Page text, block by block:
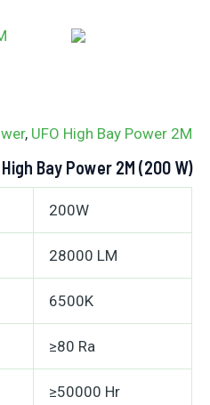
, UFO High Bay Power 2M
High Bay Power 2M (200 W)
200W
28000 LM
6500K
≥80 Ra
≥50000 Hr